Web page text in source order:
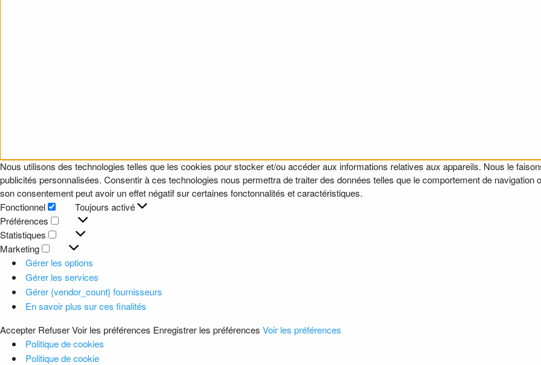
Nous utilisons des technologies telles que les cookies pour stocker et/ou accéder aux informations relatives aux appareils. Nous le
publicités personnalisées. Consentir à ces technologies nous permettra de traiter des données telles que le comportement de
son consentement peut avoir un effet négatif sur certaines fonctonnalités et caractéristiques.
Fonctionnel
Fonctionnel
Toujours activé
Préférences
Préférences
Statistiques
Statistiques
Marketing
Marketing
Gérer les options
Gérer les services
Gérer {vendor_count} fournisseurs
En savoir plus sur ces finalités
Accepter RefuserVoir les préférences Enregistrer les préférences Voir les préférences
Politique de cookies
Politique de cookie